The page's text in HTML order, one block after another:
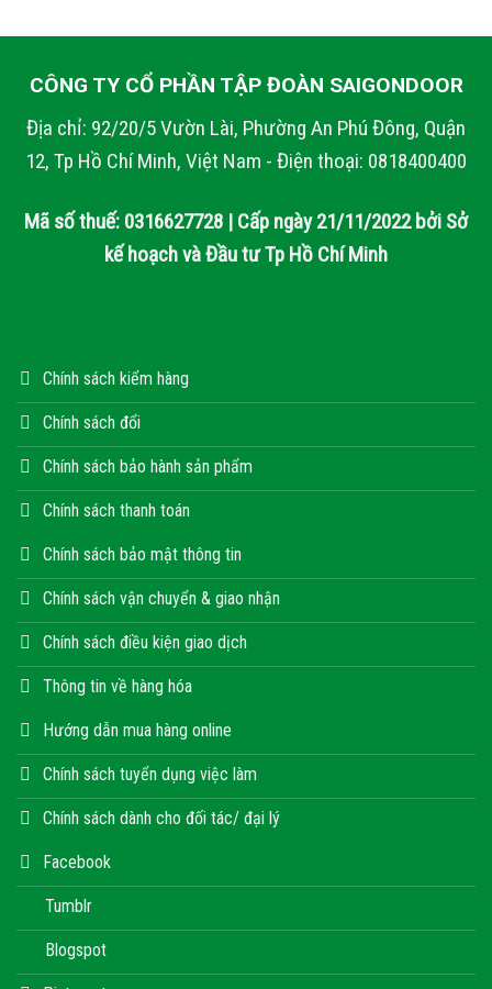
CÔNG TY CỔ PHẦN TẬP ĐOÀN SAIGONDOOR
Địa chỉ: 92/20/5 Vườn Lài, Phường An Phú Đông, Quận
12, Tp Hồ Chí Minh, Việt Nam - Điện thoại: 0818400400
Mã số thuế: 0316627728 | Cấp ngày 21/11/2022 bởi Sở
kế hoạch và Đầu tư Tp Hồ Chí Minh
Chính sách kiểm hàng
Chính sách đổi
Chính sách bảo hành sản phẩm
Chính sách thanh toán
Chính sách bảo mật thông tin
Chính sách vận chuyển & giao nhận
Chính sách điều kiện giao dịch
Thông tin về hàng hóa
Hướng dẫn mua hàng online
Chính sách tuyển dụng việc làm
Chính sách dành cho đối tác/ đại lý
Facebook
Tumblr
Blogspot